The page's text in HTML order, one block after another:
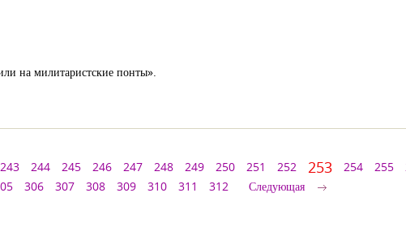
на милитаристские понты».
243 244 245 246 247 248 249 250 251 252 253 254 255
306 307 308 309 310 311 312 Следующая